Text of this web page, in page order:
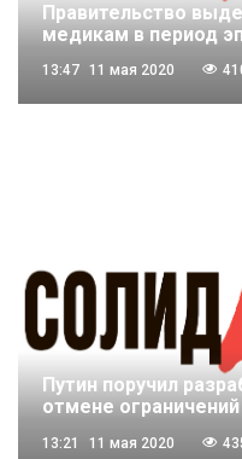
Правительство
медикам в период
13:47 11 мая 2020
Путин поручил
отмене ограничений
13:21 11 мая 2020